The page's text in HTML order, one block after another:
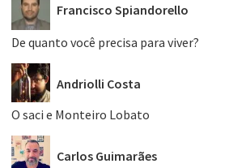
Francisco Spiandorello
De quanto você precisa para viver?
Andriolli Costa
O saci e Monteiro Lobato
Carlos Guimarães